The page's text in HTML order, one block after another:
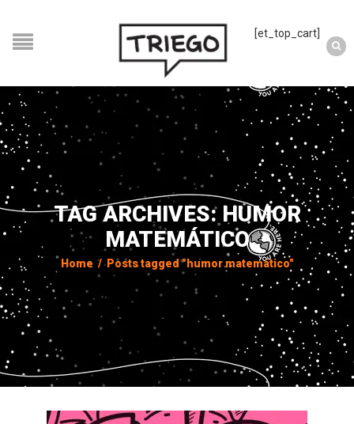
[et_top_cart]
TAG ARCHIVES: HUMOR
MATEMÁTICO
Home / Posts tagged "humor matemático"